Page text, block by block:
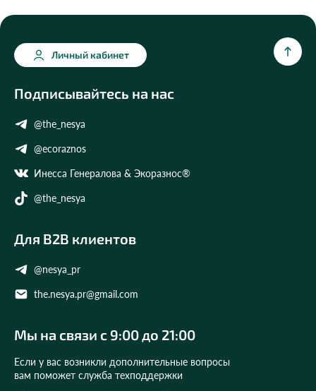
Подписывайтесь на нас
@the_nesya
@ecoraznos
Инесса Генералова & Экоразнос®
@the_nesya
Для B2B клиентов
@nesya_pr
the.nesya.pr@gmail.com
Личный кабинет
Мы на связи с 9:00 до 21:00
Если у вас возникли дополнительные вопросы
вам поможет служба техподдержки